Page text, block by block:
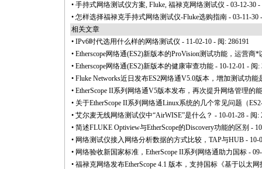
• 手持式网络测试仪方案, Fluke, 福禄克网络测试仪 - 03-12-30
• 怎样选择福禄克手持式网络测试仪-Fluke选购指南 - 03-11-30
相关文章
• IPv6时代选用什么样的网络测试仪 - 11-02-10 - 阅: 286191
• Etherscope网络通(ES2)新版本的ProVision测试功能，运营商*
• Etherscope网络通(ES2)新版本的健康审查功能 - 10-12-01 - 阅:
• Fluke Networks近日发布ES2网络通V5.0版本，增加测试功能
• EtherScope II系列网络通V5版本发布，再次提升网络管理的
• 关于EtherScope II系列网络通Linux系统的几个常见问题（
• 艾尔麦无线网络测试仪中“AirWISE”是什么？ - 10-01-28 - 阅:
• 简述FLUKE Optiview与EtherScope的Discovery功能的区别 -
• 网络测试仪接入网络分析数据的方式比较，TAP与HUB - 10-
• 网络验收新国家标准，EtherScope II系列网络通助力国标 -
• 福禄克网络发布EtherScope 4.1 版本，支持国标《基于以太